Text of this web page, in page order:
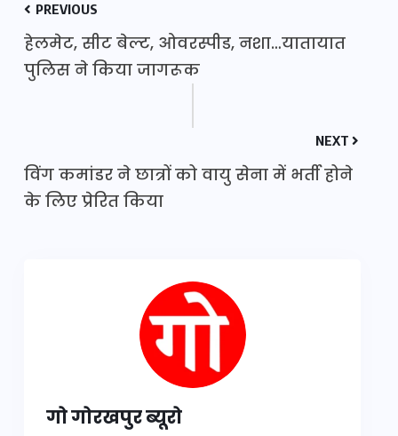
PREVIOUS
हेलमेट, सीट बेल्ट, ओवरस्पीड, नशा…यातायात
पुलिस ने किया जागरूक
NEXT
विंग कमांडर ने छात्रों को वायु सेना में भर्ती होने
के लिए प्रेरित किया
गो गोरखपुर ब्यूरो